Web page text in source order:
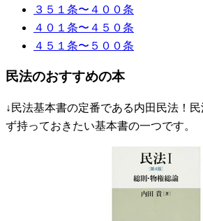
３５１条〜４００条
４０１条〜４５０条
４５１条〜５００条
民法のおすすめの本
↓民法基本書の定番である内田民法！
ず持っておきたい基本書の一つです。